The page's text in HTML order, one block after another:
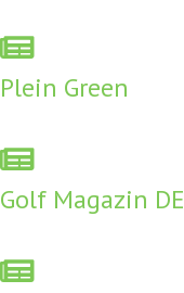
Plein Green
Golf Magazin DE